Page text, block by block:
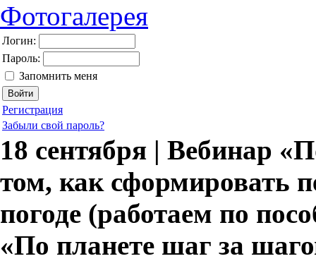
Фотогалерея
Логин:
Пароль:
Запомнить меня
Регистрация
Забыли свой пароль?
18 сентября | Вебинар
том, как сформировать
погоде (работаем по
«По планете шаг за